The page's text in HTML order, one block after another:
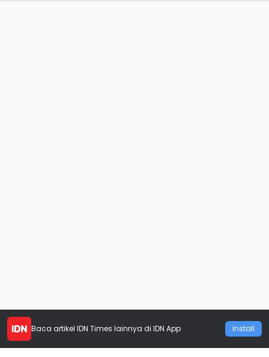
Baca artikel IDN Times lainnya di IDN App Install